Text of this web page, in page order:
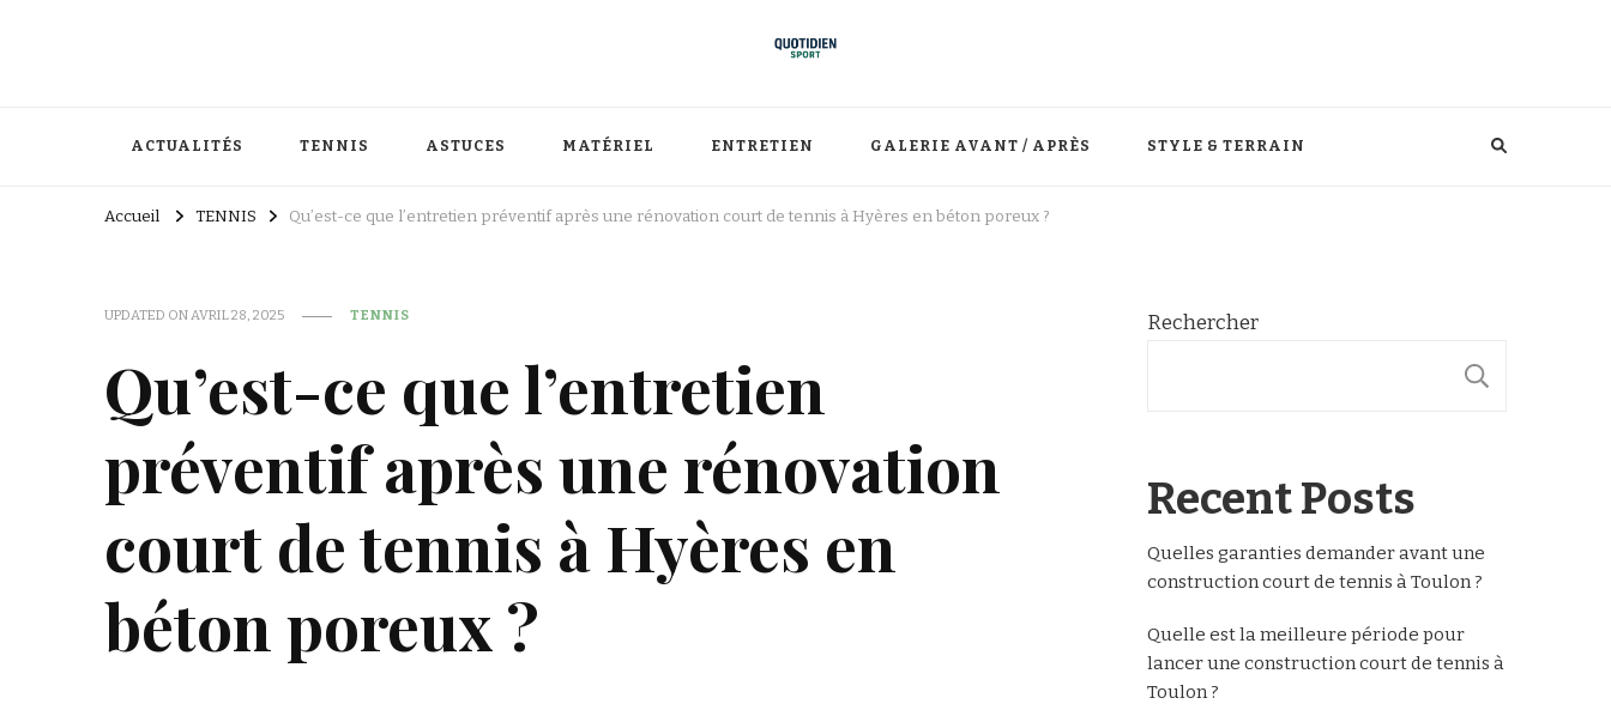
ACTUALITÉS TENNIS ASTUCES MATÉRIEL ENTRETIEN GALERIE AVANT / APRÈS STYLE & TERRAIN
Accueil TENNIS Qu’est-ce que l’entretien préventif après une rénovation court de tennis à Hyères en béton poreux ?
UPDATED ONAVRIL 28, 2025 TENNIS
Qu’est-ce que l’entretien
préventif après une rénovation
court de tennis à Hyères en
béton poreux ?
Rechercher
Recent Posts
Quelles garanties demander avant une
construction court de tennis à Toulon ?
Quelle est la meilleure période pour
lancer une construction court de tennis à
Toulon ?